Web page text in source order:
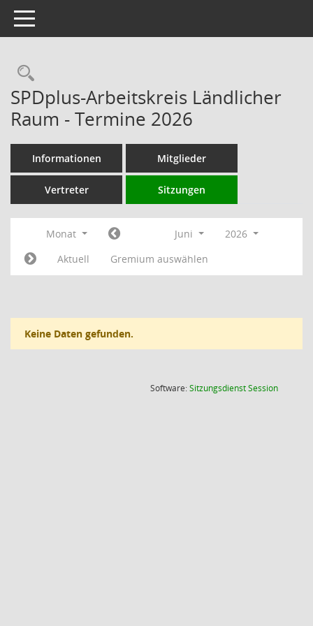
Toggle navigation
Rechercheauswahl
SPDplus-Arbeitskreis Ländlicher
Raum - Termine 2026
Informationen Mitglieder
Vertreter Sitzungen
Monat Juni
2026
Aktuell
Gremium auswählen
Keine Daten gefunden.
Software:SitzungsdienstSession(Wird in